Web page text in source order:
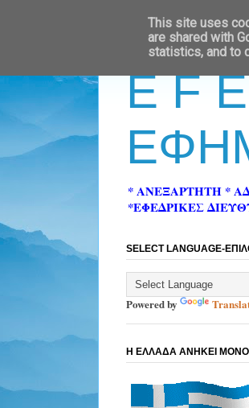
E F
* ΑΝΕΞΑΡΤΗΤΗ *
*ΕΦΕΔΡΙΚΕΣ
SELECT LANGUAGE-
Powered by
Η ΕΛΛΑΔΑ ΑΝΗΚΕΙ
This site uses
are shared with
statistics, and to